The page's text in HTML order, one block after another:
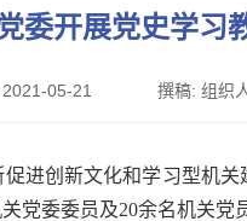
委开展党史学习
2021-05-21 撰稿: 组织
创新文化和学习型机关
党委委员及20余名机关党